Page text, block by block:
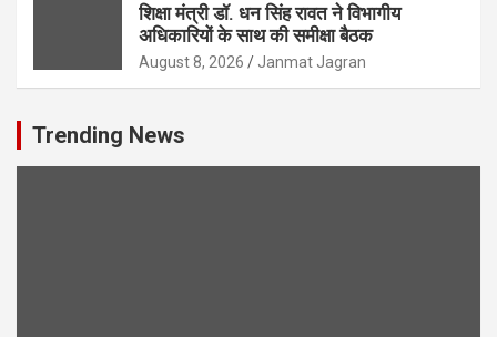
शिक्षा मंत्री डॉ. धन सिंह रावत ने विभागीय
अधिकारियों के साथ की समीक्षा बैठक
August 8, 2026 Janmat Jagran
Trending News